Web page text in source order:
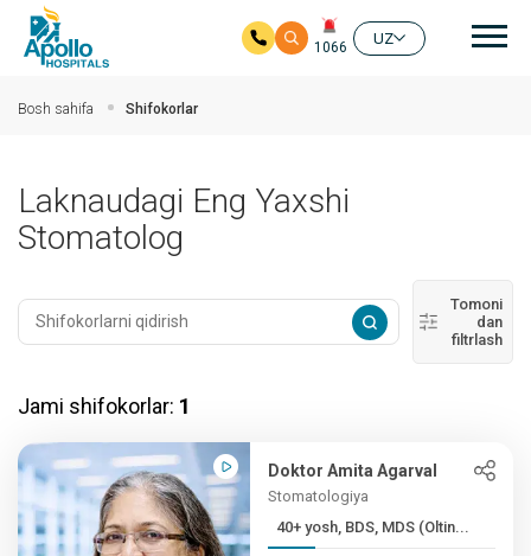
1066
UZ
Bosh sahifa Shifokorlar
Laknaudagi Eng Yaxshi
Stomatolog
Tomoni
dan
filtrlash
Jami shifokorlar: 1
Doktor Amita Agarval
Stomatologiya
40+ yosh, BDS, MDS (Oltin...